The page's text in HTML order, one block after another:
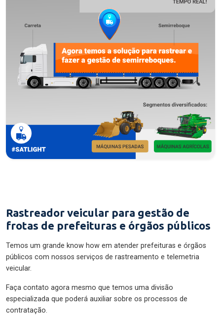
Rastreador veicular para gestão de
frotas de prefeituras e órgãos públicos
Temos um grande know how em atender prefeituras e órgãos
públicos com nossos serviços de rastreamento e telemetria
veicular.
Faça contato agora mesmo que temos uma divisão
especializada que poderá auxiliar sobre os processos de
contratação.